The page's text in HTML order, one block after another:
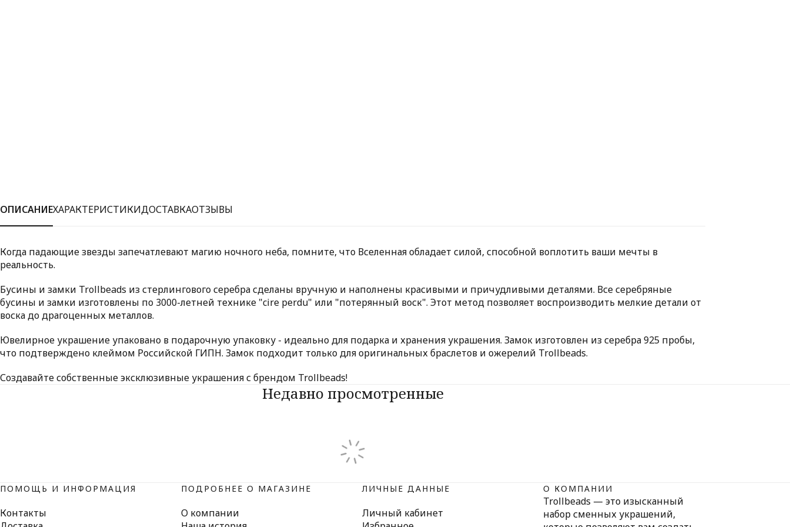
ОПИСАНИЕХАРАКТЕРИСТИКИДОСТАВКАОТЗЫВЫ
Когда падающие звезды запечатлевают магию ночного неба, помните, что Вселенная обладает силой, способной воплотить ваши мечты в
реальность.
Бусины и замки Trollbeads из стерлингового серебра сделаны вручную и наполнены красивыми и причудливыми деталями. Все серебряные
бусины и замки изготовлены по 3000-летней технике "cire perdu" или "потерянный воск". Этот метод позволяет воспроизводить мелкие детали от
воска до драгоценных металлов.
Ювелирное украшение упаковано в подарочную упаковку - идеально для подарка и хранения украшения. Замок изготовлен из серебра 925 пробы,
что подтверждено клеймом Российской ГИПН. Замок подходит только для оригинальных браслетов и ожерелий Trollbeads.
Создавайте собственные эксклюзивные украшения с брендом Trollbeads!
Недавно просмотренные
ПОМОЩЬ И ИНФОРМАЦИЯ
Контакты
ПОДРОБНЕЕ О МАГАЗИНЕ
О компании
ЛИЧНЫЕ ДАННЫЕ
Личный кабинет
О КОМПАНИИ
Trollbeads — это изысканный
набор сменных украшений,